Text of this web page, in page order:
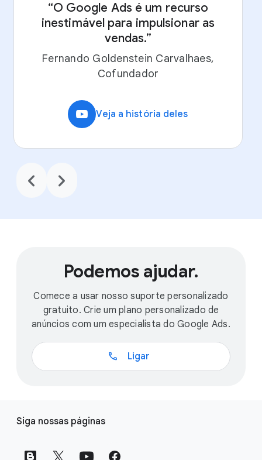
“O Google Ads é um recurso
inestimável para impulsionar as
vendas.”
Fernando Goldenstein Carvalhaes,
Cofundador
video_youtube Veja a história deles
chevron_backward chevron_forward
Podemos ajudar.
Comece a usar nosso suporte personalizado
gratuito. Crie um plano personalizado de
anúncios com um especialista do Google Ads.
call Ligar
Siga nossas páginas